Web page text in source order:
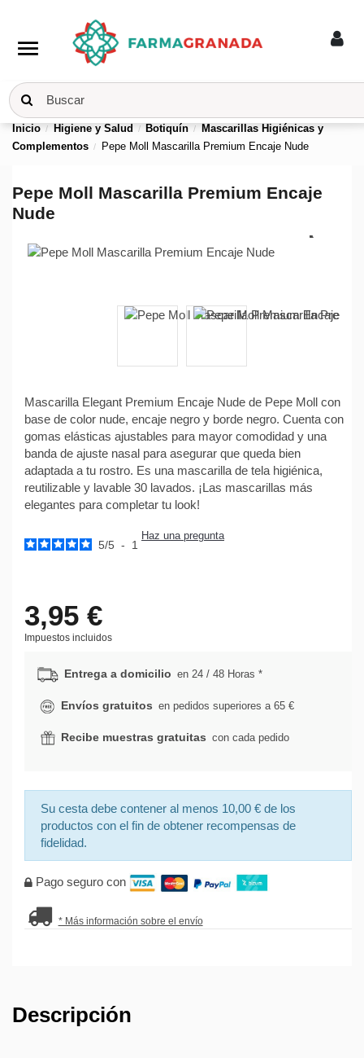
menu
Inicio Higiene y Salud Botiquín
Mascarillas Higiénicas y
Complementos
Pepe Moll Mascarilla Premium Encaje Nude
Pepe Moll Mascarilla Premium Encaje
Nude
Mascarilla Elegant Premium Encaje Nude de Pepe Moll con
base de color nude, encaje negro y borde negro. Cuenta con
gomas elásticas ajustables para mayor comodidad y una
banda de ajuste nasal para asegurar que queda bien
adaptada a tu rostro. Es una mascarilla de tela higiénica,
reutilizable y lavable 30 lavados. ¡Las mascarillas más
elegantes para completar tu look!
5/5 - 1
Haz una pregunta
3,95 €
Impuestos incluidos
Entrega a domicilio en 24 / 48 Horas *
Envíos gratuitos en pedidos superiores a 65 €
Recibe muestras gratuitas con cada pedido
Su cesta debe contener al menos 10,00 € de los
productos con el fin de obtener recompensas de
fidelidad.
Pago seguro con
* Más información sobre el envío
Descripción